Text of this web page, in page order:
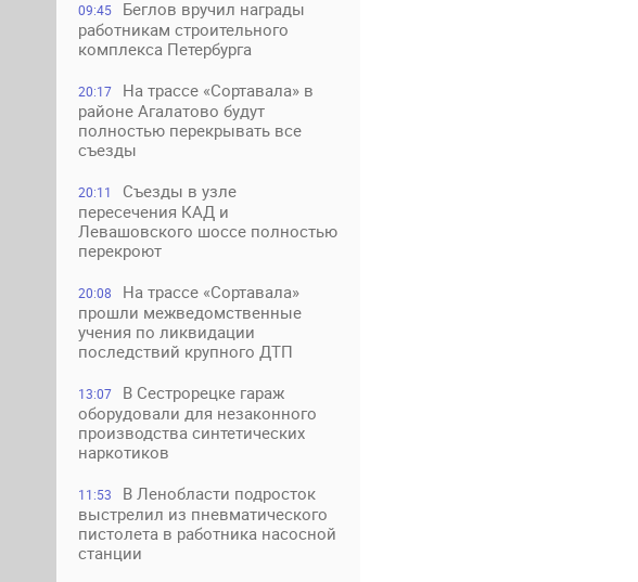
09:45
Беглов вручил награды
работникам строительного
комплекса Петербурга
20:17
На трассе «Сортавала» в
районе Агалатово будут
полностью перекрывать все
съезды
20:11
Съезды в узле
пересечения КАД и
Левашовского шоссе полностью
перекроют
20:08
На трассе «Сортавала»
прошли межведомственные
учения по ликвидации
последствий крупного ДТП
13:07
В Сестрорецке гараж
оборудовали для незаконного
производства синтетических
наркотиков
11:53
В Ленобласти подросток
выстрелил из пневматического
пистолета в работника насосной
станции